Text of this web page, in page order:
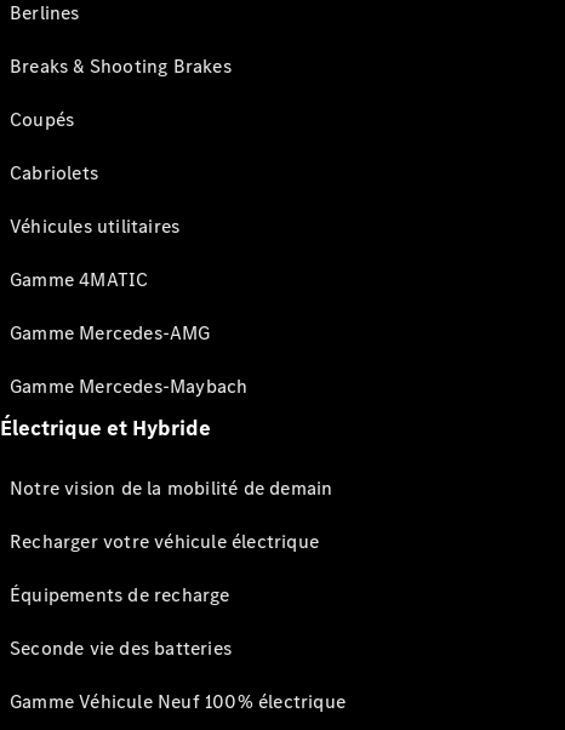
Berlines
Breaks & Shooting Brakes
Coupés
Cabriolets
Véhicules utilitaires
Gamme 4MATIC
Gamme Mercedes-AMG
Gamme Mercedes-Maybach
Électrique et Hybride
Notre vision de la mobilité de demain
Recharger votre véhicule électrique
Équipements de recharge
Seconde vie des batteries
Gamme Véhicule Neuf 100% électrique